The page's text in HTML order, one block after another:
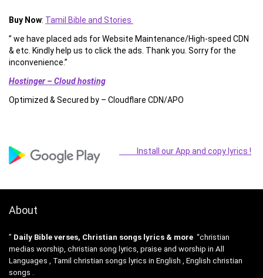
Buy Now: Tamil Bible and Stories
” we have placed ads for Website Maintenance/High-speed CDN
& etc. Kindly help us to click the ads. Thank you. Sorry for the
inconvenience.”
Hostinger – Cloud hosting
Optimized & Secured by – Cloudflare CDN/APO
Install our App and copy lyrics !
About
” Daily Bible verses, Christian songs lyrics & more “christian
medias worship, christian song lyrics, praise and worship in All
Languages , Tamil christian songs lyrics in English , English christian
songs .